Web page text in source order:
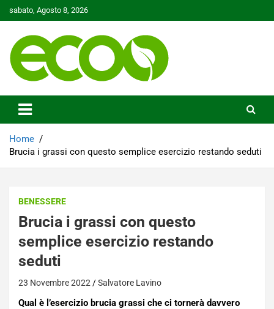
to
sabato, Agosto 8, 2026
Ecoo.it
Home
Brucia i grassi con questo semplice esercizio restando seduti
BENESSERE
Brucia i grassi con questo
semplice esercizio restando
seduti
23 Novembre 2022 Salvatore Lavino
Qual è l’esercizio brucia grassi che ci tornerà davvero